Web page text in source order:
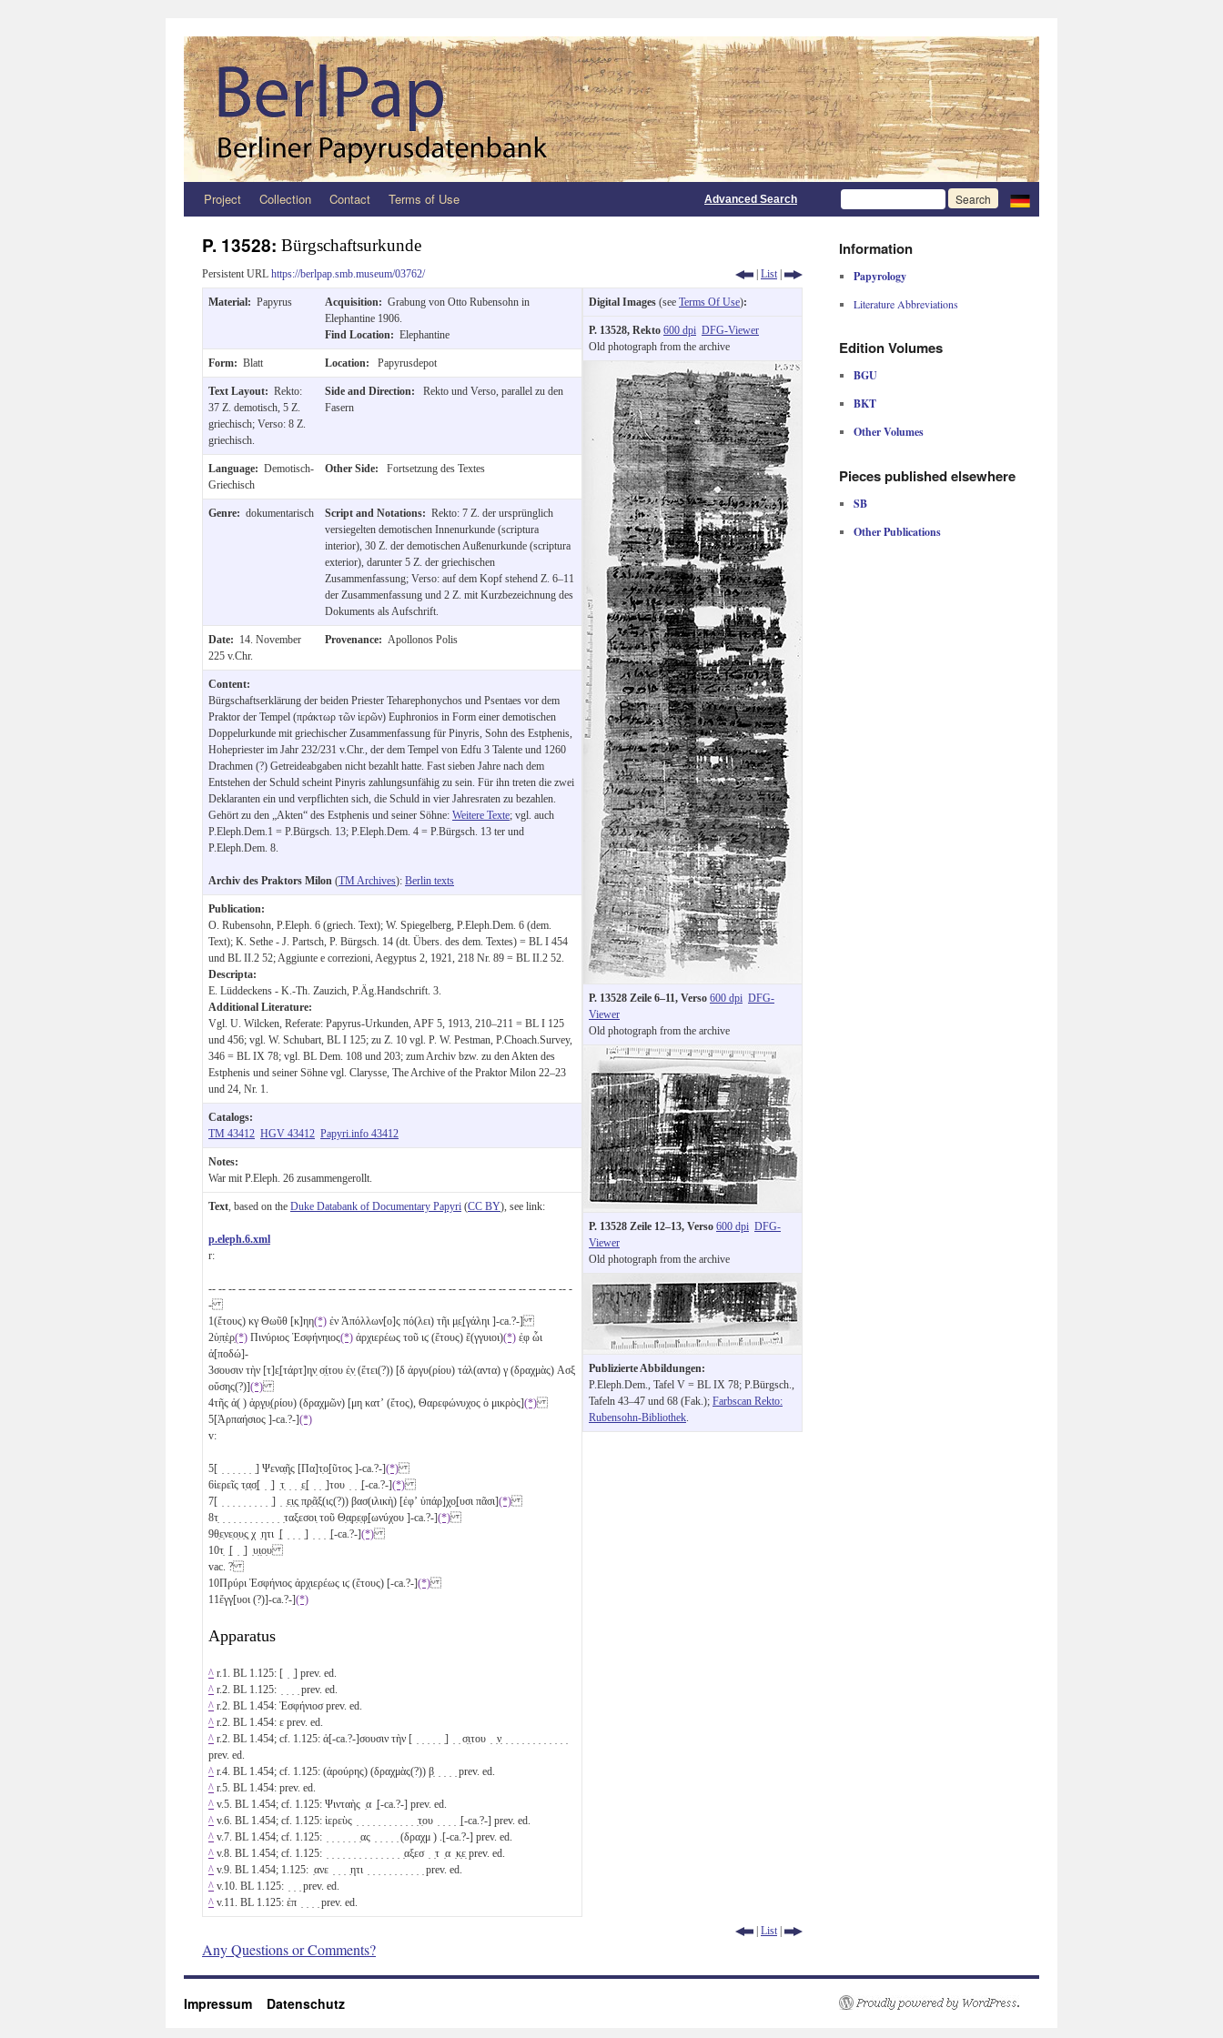
Zum
springen
Project Collection Contact Terms of Use Advanced Search
P. 13528: Bürgschaftsurkunde
Persistent URL https://berlpap.smb.museum/03762/ | List |
Material: Papyrus Acquisition: Grabung von Otto Rubensohn in
Elephantine 1906.
Find Location: Elephantine
Form: Blatt Location: Papyrusdepot
Text Layout: Rekto:
37 Z. demotisch, 5 Z.
griechisch; Verso: 8 Z.
griechisch.
Side and Direction:
Rekto und Verso, parallel zu den
Fasern
Language: Demotisch-
Griechisch
Other Side: Fortsetzung des Textes
Genre: dokumentarisch Script and Notations: Rekto: 7 Z. der ursprünglich
versiegelten demotischen Innenurkunde (scriptura
interior), 30 Z. der demotischen Außenurkunde (scriptura
exterior), darunter 5 Z. der griechischen
Zusammenfassung; Verso: auf dem Kopf stehend Z. 6–11
der Zusammenfassung und 2 Z. mit Kurzbezeichnung des
Dokuments als Aufschrift.
Date: 14. November
225 v.Chr.
Provenance: Apollonos Polis
Content:
Bürgschaftserklärung der beiden Priester Teharephonychos und Psentaes vor dem
Praktor der Tempel (πράκτωρ τῶν ἱερῶν) Euphronios in Form einer demotischen
Doppelurkunde mit griechischer Zusammenfassung für Pinyris, Sohn des Estphenis,
Hohepriester im Jahr 232/231 v.Chr., der dem Tempel von Edfu 3 Talente und 1260
Drachmen (?) Getreideabgaben nicht bezahlt hatte. Fast sieben Jahre nach dem
Entstehen der Schuld scheint Pinyris zahlungsunfähig zu sein. Für ihn treten die zwei
Deklaranten ein und verpflichten sich, die Schuld in vier Jahresraten zu bezahlen.
Gehört zu den „Akten“ des Estphenis und seiner Söhne: Weitere Texte; vgl. auch
P.Eleph.Dem.1 = P.Bürgsch. 13; P.Eleph.Dem. 4 = P.Bürgsch. 13 ter und
P.Eleph.Dem. 8.
Archiv des Praktors Milon (TM Archives): Berlin texts
Publication:
O. Rubensohn, P.Eleph. 6 (griech. Text); W. Spiegelberg, P.Eleph.Dem. 6 (dem.
Text); K. Sethe - J. Partsch, P. Bürgsch. 14 (dt. Übers. des dem. Textes) = BL I 454
und BL II.2 52; Aggiunte e correzioni, Aegyptus 2, 1921, 218 Nr. 89 = BL II.2 52.
Descripta:
E. Lüddeckens - K.-Th. Zauzich, P.Äg.Handschrift. 3.
Additional Literature:
Vgl. U. Wilcken, Referate: Papyrus-Urkunden, APF 5, 1913, 210–211 = BL I 125
und 456; vgl. W. Schubart, BL I 125; zu Z. 10 vgl. P. W. Pestman, P.Choach.Survey,
346 = BL IX 78; vgl. BL Dem. 108 und 203; zum Archiv bzw. zu den Akten des
Estphenis und seiner Söhne vgl. Clarysse, The Archive of the Praktor Milon 22–23
und 24, Nr. 1.
Catalogs:
TM 43412 HGV 43412 Papyri.info 43412
Notes:
War mit P.Eleph. 26 zusammengerollt.
Text , based on the Duke Databank of Documentary Papyri (CC BY), see link:
p.eleph.6.xml
r:
-- -- -- -- -- -- -- -- -- -- -- -- -- -- -- -- -- -- -- -- -- -- -- -- -- -- -- -- -- -- -- -- -- -- -- -- -
-
1(ἔτους) κγ Θωῦθ [κ]ηη(*) ἐν Ἀπόλλων[ο]ς πό(λει) τῆι μ̣ε̣[γάληι ]-ca.?-]
2ὑ̣π̣ὲ̣ρ̣(*) Πινύριος Ἐσφήνηιος(*) ἀρχιερέως τοῦ ιϛ (ἔτους) ἔ(γγυιοι)(*) ἐ̣φ ὧι
ἀ[ποδώ]-
3σουσιν τὴν [τ]ε̣[τάρτ]η̣ν̣ σ̣ί̣του ἐ̣ν̣ (ἔτει(?)) [δ ἀργυ(ρίου) τάλ(αντα) γ (δραχμὰς) Ασξ
οὔσης(?)](*)
4τῆς ἀ( ) ἀ̣ρ̣γ̣υ̣(ρίου) (δραχμῶν) [μη κατʼ (ἔτος), Θαρεφώνυχος ὁ μικρὸς](*)
5[Ἁρπαήσιος ]-ca.?-](*)
v:
5[ ̣ ̣ ̣ ̣ ̣ ̣ ̣] Ψενα̣ῆ̣ς [Πα]τ̣ο̣[ῦτος ]-ca.?-](*)
6ἱερεῖς τ̣α̣σ̣[ ̣ ̣] ̣τ̣ ̣ ̣ ̣ε̣[ ̣ ̣ ̣]του ̣ ̣ ̣[-ca.?-](*)
7[ ̣ ̣ ̣ ̣ ̣ ̣ ̣ ̣ ̣ ̣] ̣ ̣ε̣ι̣ς̣ π̣ρ̣ᾶ̣ξ(ις(?)) βασ(ιλικὴ) [ἐφʼ ὑπάρ]χ̣ο̣[υσι πᾶσι](*)
8τ̣ ̣ ̣ ̣ ̣ ̣ ̣ ̣ ̣ ̣ ̣ ̣ ̣ταξεσοι̣ τοῦ Θ̣α̣ρ̣ε̣φ̣[ωνύχου ]-ca.?-](*)
9θ̣ε̣νε̣ο̣υ̣ς̣ χ ̣ητι ̣[ ̣ ̣ ̣ ̣] ̣ ̣ ̣ ̣[-ca.?-](*)
10τ̣ ̣[ ̣ ̣] ̣υ̣ι̣ο̣υ
vac. ?
10Πρύρι Ἐσφήνιος ἀρχιερέως ιϛ (ἔτους) [-ca.?-](*)
11ἔγγ[υοι (?)]-ca.?-](*)
Apparatus
^ r.1. BL 1.125: [ ̣ ̣] prev. ed.
^ r.2. BL 1.125: ̣ ̣ ̣ ̣ prev. ed.
^ r.2. BL 1.454: Ἐσφήνιοσ prev. ed.
^ r.2. BL 1.454: ε prev. ed.
^ r.2. BL 1.454; cf. 1.125: ἀ[-ca.?-]σουσιν τὴν [ ̣ ̣ ̣ ̣ ̣ ̣] ̣ ̣ σ̣ι̣του ̣ ̣ν̣ ̣ ̣ ̣ ̣ ̣ ̣ ̣ ̣ ̣ ̣ ̣ ̣
prev. ed.
^ r.4. BL 1.454; cf. 1.125: (ἀρούρης) (δραχμὰς(?)) β̣ ̣ ̣ ̣ ̣ prev. ed.
^ r.5. BL 1.454: prev. ed.
^ v.5. BL 1.454; cf. 1.125: Ψινταὴς ̣α ̣[-ca.?-] prev. ed.
^ v.6. BL 1.454; cf. 1.125: ἱερεὺς ̣ ̣ ̣ ̣ ̣ ̣ ̣ ̣ ̣ ̣ ̣ ̣τ̣ου ̣ ̣ ̣ ̣ ̣[-ca.?-] prev. ed.
^ v.7. BL 1.454; cf. 1.125: ̣ ̣ ̣ ̣ ̣ ̣ ̣ας ̣ ̣ ̣ ̣ ̣ (δραχμ ) .[-ca.?-] prev. ed.
^ v.8. BL 1.454; cf. 1.125: ̣ ̣ ̣ ̣ ̣ ̣ ̣ ̣ ̣ ̣ ̣ ̣ ̣ ̣ ̣αξεσ ̣ ̣τ ̣α ̣κ̣ε̣ prev. ed.
^ v.9. BL 1.454; 1.125: ̣ανε ̣ ̣ ̣ ̣ητι ̣ ̣ ̣ ̣ ̣ ̣ ̣ ̣ ̣ ̣ ̣ prev. ed.
^ v.10. BL 1.125: ̣ ̣ ̣ prev. ed.
^ v.11. BL 1.125: ἐπ ̣ ̣ ̣ ̣ prev. ed.
Digital Images (see Terms Of Use):
P. 13528, Rekto 600 dpi DFG-Viewer
Old photograph from the archive
P. 13528 Zeile 6–11, Verso 600 dpi DFG-
Viewer
Old photograph from the archive
P. 13528 Zeile 12–13, Verso 600 dpi DFG-
Viewer
Old photograph from the archive
Publizierte Abbildungen:
P.Eleph.Dem., Tafel V = BL IX 78; P.Bürgsch.,
Tafeln 43–47 und 68 (Fak.); Farbscan Rekto:
Rubensohn-Bibliothek
| List |
Any Questions or Comments?
Information
Papyrology
Literature Abbreviations
Edition Volumes
BGU
BKT
Other Volumes
Pieces published elsewhere
SB
Other Publications
Impressum Datenschutz